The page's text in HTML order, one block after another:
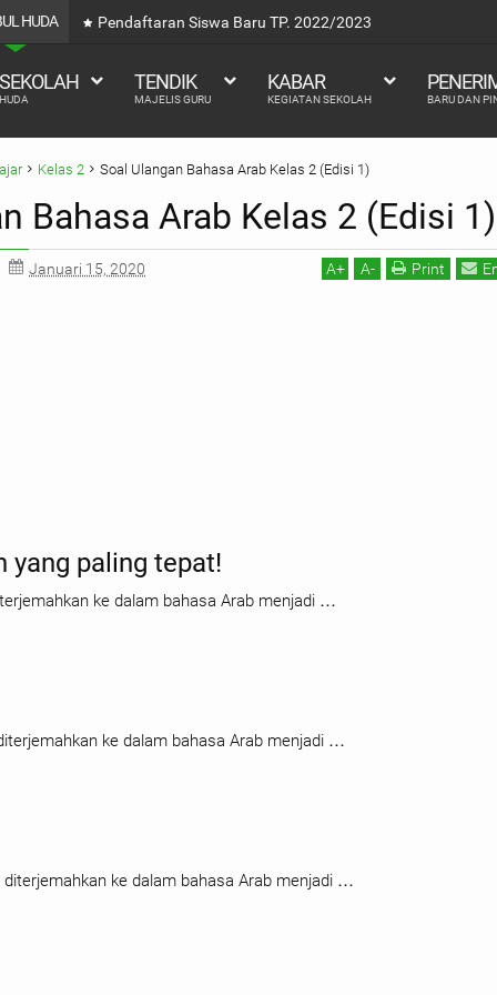
HUDA Pendaftaran Siswa Baru TP. 2022/2023
TENDIK
MAJELIS GURU
KABAR
KEGIATAN SEKOLAH BARU DAN
Kelas 2 Soal Ulangan Bahasa Arab Kelas 2 (Edisi 1)
Bahasa Arab Kelas 2 (Edisi 1)
Januari 15, 2020 A+ A- Print
yang paling tepat!
ke dalam bahasa Arab menjadi …
ke dalam bahasa Arab menjadi …
diterjemahkan ke dalam bahasa Arab menjadi …